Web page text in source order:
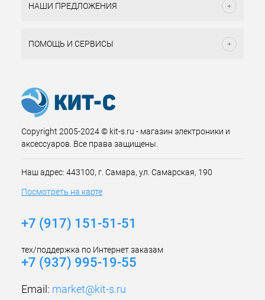
НАШИ ПРЕДЛОЖЕНИЯ
ПОМОЩЬ И СЕРВИСЫ
Copyright 2005-2024 © kit-s.ru - магазин электроники и
аксессуаров. Все права защищены.
Наш адрес: 443100, г. Самара, ул. Самарская, 190
Посмотреть на карте
+7 (917) 151-51-51
тех/поддержка по Интернет заказам
+7 (937) 995-19-55
Email: market@kit-s.ru